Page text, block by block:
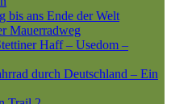
bis ans Ende der Welt
Mauerradweg
Haff – Usedom –
durch Deutschland – Ein